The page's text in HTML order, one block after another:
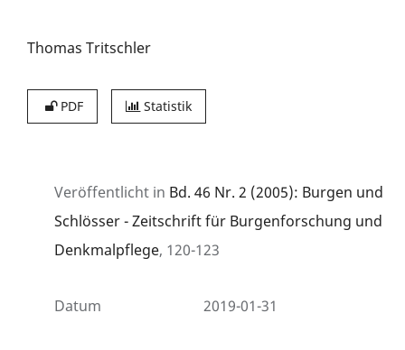
Thomas Tritschler
PDF Statistik
Veröffentlicht in Bd. 46 Nr. 2 (2005): Burgen und
Schlösser - Zeitschrift für Burgenforschung und
Denkmalpflege, 120-123
Datum 2019-01-31